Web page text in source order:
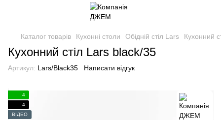
Каталог товарів Кухонні столи Обідній стіл Lars Кухонний
Кухонний стіл Lars black/35
Артикул: Lars/Black35 Написати відгук
4
4
ВІДЕО